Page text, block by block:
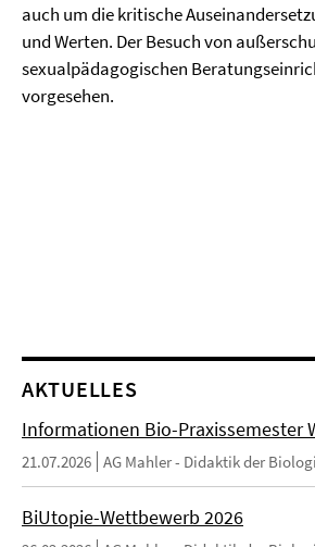
auch um die kritische
und Werten. Der Besuch von
sexualpädagogischen
vorgesehen.
AKTUELLES
Informationen Bio-Praxissemester
21.07.2026 AG Mahler - Didaktik der
BiUtopie-Wettbewerb 2026